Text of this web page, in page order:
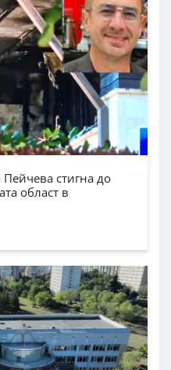
стигна до
област в